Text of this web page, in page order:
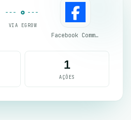
VIA EGROW
Facebook Commerce
1
AÇÕES